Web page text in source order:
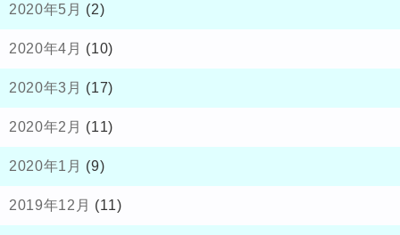
2020年5月 (2)
2020年4月 (10)
2020年3月 (17)
2020年2月 (11)
2020年1月 (9)
2019年12月 (11)